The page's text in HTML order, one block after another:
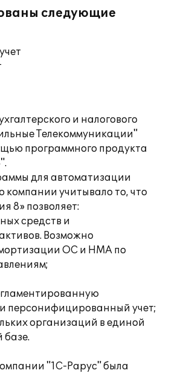
следующие
и налогового
Телекоммуникации"
программного продукта
для автоматизации
компании учитывало то, что
8» позволяет:
средств и
Возможно
ОС и НМА по
персонифицированный учет;
организаций в единой
"1С-Рарус" была